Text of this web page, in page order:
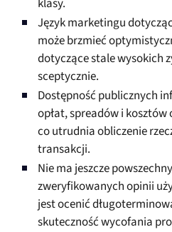
klasy.
Język marketingu
może brzmieć
dotyczące stale wysokich
sceptycznie.
Dostępność publicznych
opłat, spreadów i
co utrudnia obliczenie
transakcji.
Nie ma jeszcze
zweryfikowanych opinii
jest ocenić
skuteczność wycofania